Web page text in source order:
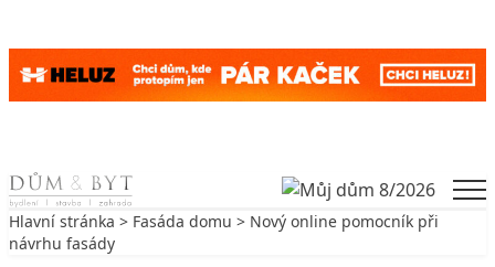
Skip to content
Hlavní stránka > Fasáda domu > Nový online pomocník při
návrhu fasády